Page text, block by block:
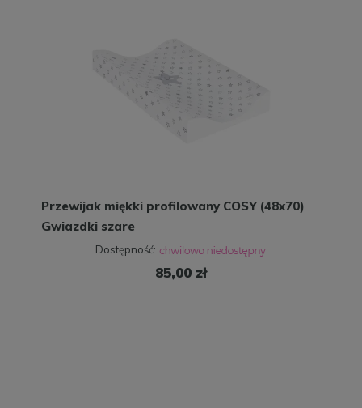
Przewijak miękki profilowany COSY (48x70)
Gwiazdki szare
Dostępność:
85,00 zł